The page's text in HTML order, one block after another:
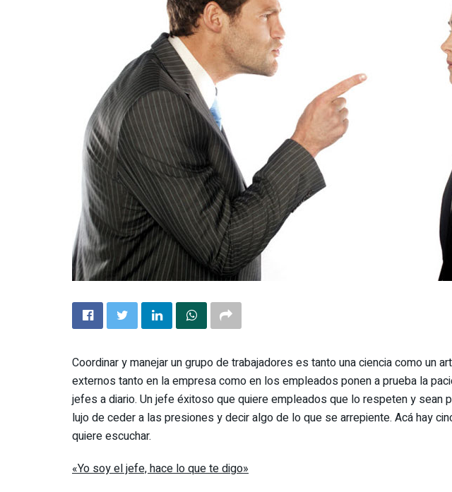
Coordinar y manejar un grupo de trabajadores es tanto una ciencia como un
externos tanto en la empresa como en los empleados ponen a prueba la
jefes a diario. Un jefe éxitoso que quiere empleados que lo respeten y sean
lujo de ceder a las presiones y decir algo de lo que se arrepiente. Acá hay
quiere escuchar.
«Yo soy el jefe, hace lo que te digo»